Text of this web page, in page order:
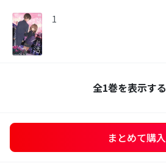
1
全1巻を表示する
まとめて購入